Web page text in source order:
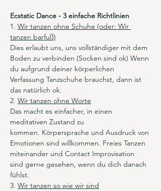
Ecstatic Dance - 3 einfache Richtlinien
1. Wir tanzen ohne Schuhe (oder: Wir
tanzen barfuß)
Dies erlaubt uns, uns vollständiger mit dem
Boden zu verbinden (Socken sind ok) Wenn
du aufgrund deiner körperlichen
Verfassung Tanzschuhe brauchst, dann ist
das natürlich ok.
2. Wir tanzen ohne Worte
Das macht es einfacher, in einen
meditativen Zustand zu
kommen. Körpersprache und Ausdruck von
Emotionen sind willkommen. Freies Tanzen
miteinander und Contact Improvisation
sind gerne gesehen, wenn du dich danach
fühlst.
3. Wir tanzen so wie wir sind